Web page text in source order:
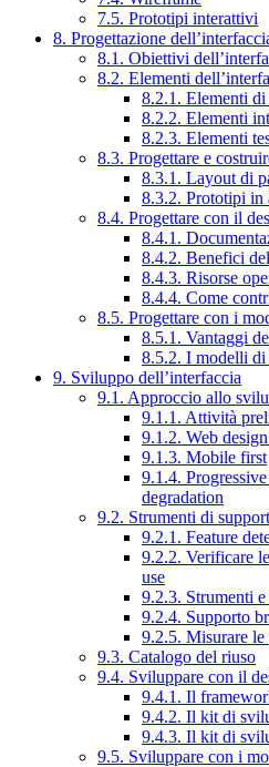
7.5. Prototipi interattivi
8. Progettazione
8.1. Obiettivi
8.2. Elementi
8.2.1. Elementi
8.2.2. Elementi
8.2.3. Elementi
8.3. Progettare e
8.3.1. Layout di
8.3.2. Prototipi in
8.4. Progettare con il
8.4.1.
8.4.2. Benefici
8.4.3. Risorse
8.4.4. Come
8.5. Progettare con i
8.5.1. Vantaggi
8.5.2. I modelli
9. Sviluppo dell’interfaccia
9.1. Approccio allo
9.1.1. Attività
9.1.2. Web
9.1.3. Mobile first
9.1.4.
degradation
9.2. Strumenti di
9.2.1. Feature
9.2.2. Verificare
use
9.2.3. Strumenti
9.2.4. Supporto
9.2.5. Misurare le
9.3. Catalogo del riuso
9.4. Sviluppare con il
9.4.1. Il
9.4.2. Il kit di
9.4.3. Il kit di
9.5. Sviluppare con i